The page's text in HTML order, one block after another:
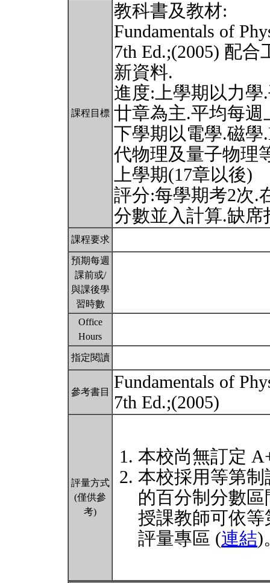
課程目標
教科書及教材:
Fundamentals of
7th Ed.;(2005) 配
新資料.
進度:上學期以力
廿章為主.平均每週
下學期以電學.磁學
代物理及量子物理
上學期(17章以後)
評分:每學期考2次.
分數並入計算.缺
課程要求
預期每週
課前或/
與課後學
習時數
Office
Hours
指定閱讀
參考書目
Fundamentals of
7th Ed.;(2005)
評量方式
(僅供參
考)
本校尚無訂定
本校採用等第
的百分制分數
授課教師可依
評量專區 (連結)